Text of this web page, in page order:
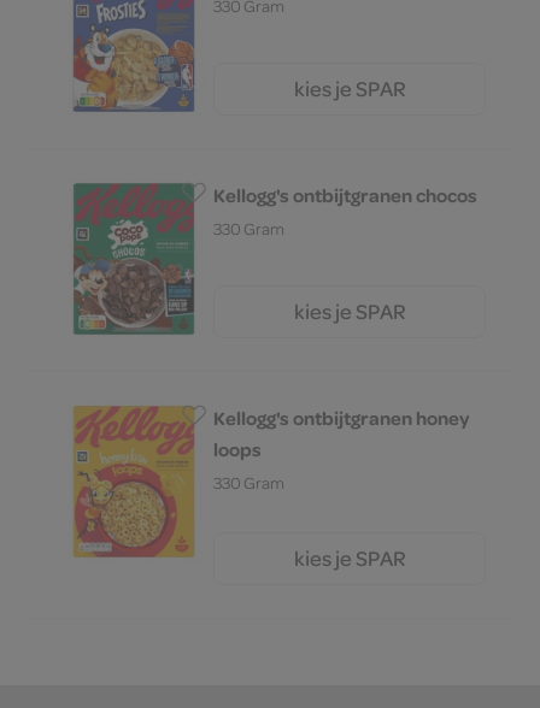
330 Gram
kies je SPAR
Kellogg's ontbijtgranen chocos
330 Gram
kies je SPAR
Kellogg's ontbijtgranen honey
loops
330 Gram
kies je SPAR